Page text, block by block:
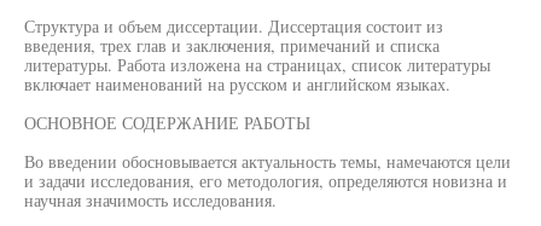
Структура и объем диссертации. Диссертация состоит из
введения, трех глав и заключения, примечаний и списка
литературы. Работа изложена на страницах, список литературы
включает наименований на русском и английском языках.
ОСНОВНОЕ СОДЕРЖАНИЕ РАБОТЫ
Во введении обосновывается актуальность темы, намечаются цели
и задачи исследования, его методология, определяются новизна и
научная значимость исследования.